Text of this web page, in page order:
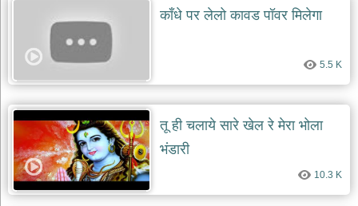
लाल
दयाल
भजन
lal
bhajans
शनि
देव
भजन
काँधे पर लेलो कावड पॉवर मिलेगा
5.5 K
तू ही चलाये सारे खेल रे मेरा भोला
भंडारी
10.3 K